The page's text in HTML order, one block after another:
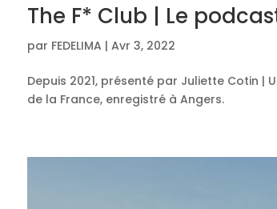
The F* Club | Le
par FEDELIMA | Avr 3, 2022
Depuis 2021, présenté par Juliette Cotin |
de la France, enregistré à Angers.